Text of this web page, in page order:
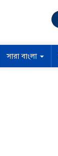
সারা বাংলা